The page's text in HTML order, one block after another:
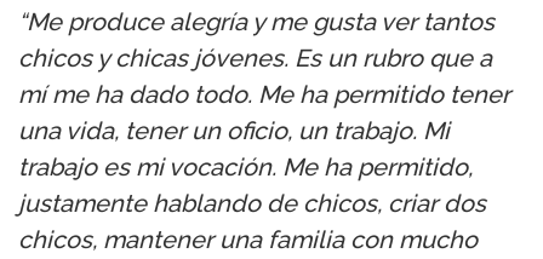
“Me produce alegría y me gusta ver tantos
chicos y chicas jóvenes. Es un rubro que a
mí me ha dado todo. Me ha permitido tener
una vida, tener un oficio, un trabajo. Mi
trabajo es mi vocación. Me ha permitido,
justamente hablando de chicos, criar dos
chicos, mantener una familia con mucho